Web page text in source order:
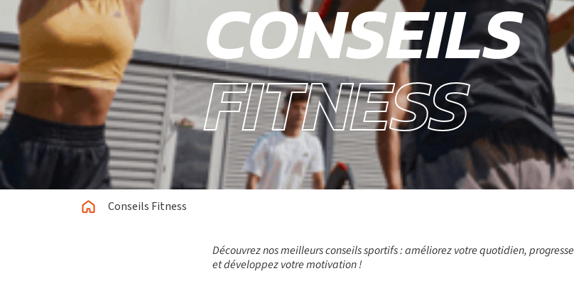
CONSEILS
FITNESS
Conseils Fitness
Découvrez nos meilleurs conseils sportifs : améliorez votre quotidien,
et développez votre motivation !